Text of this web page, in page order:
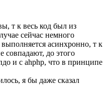
т к весь код был из
сейчас немного
асинхронно, т к
совпадают, до этого
и с ahphp, что в принципе
я бы даже сказал